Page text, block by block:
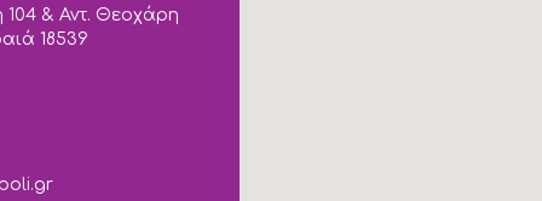
104 & Αντ. Θεοχάρη
18539